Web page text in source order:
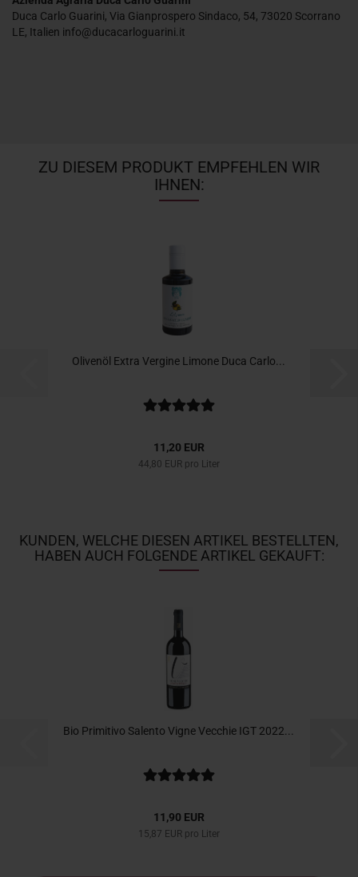
Duca Carlo Guarini, Via Gianprospero Sindaco, 54, 73020 Scorrano
LE, Italien info@ducacarloguarini.it
ZU DIESEM PRODUKT EMPFEHLEN WIR
IHNEN:
Olivenöl Extra Vergine Limone Duca Carlo...
11,20 EUR
44,80 EUR pro Liter
KUNDEN, WELCHE DIESEN ARTIKEL BESTELLTEN,
HABEN AUCH FOLGENDE ARTIKEL GEKAUFT:
Bio Primitivo Salento Vigne Vecchie IGT 2022...
11,90 EUR
15,87 EUR pro Liter